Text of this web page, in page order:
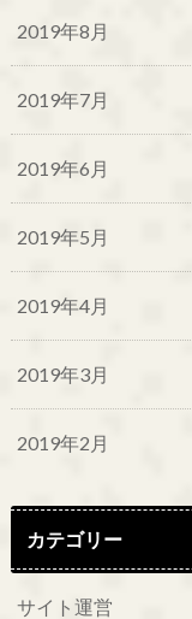
2019年8月
2019年7月
2019年6月
2019年5月
2019年4月
2019年3月
2019年2月
カテゴリー
サイト運営